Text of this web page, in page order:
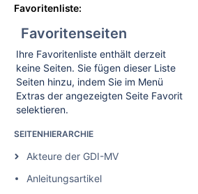
Favoritenliste:
Favoritenseiten
Ihre Favoritenliste enthält derzeit
keine Seiten. Sie fügen dieser Liste
Seiten hinzu, indem Sie im Menü
Extras der angezeigten Seite Favorit
selektieren.
SEITENHIERARCHIE
Akteure der GDI-MV
Anleitungsartikel